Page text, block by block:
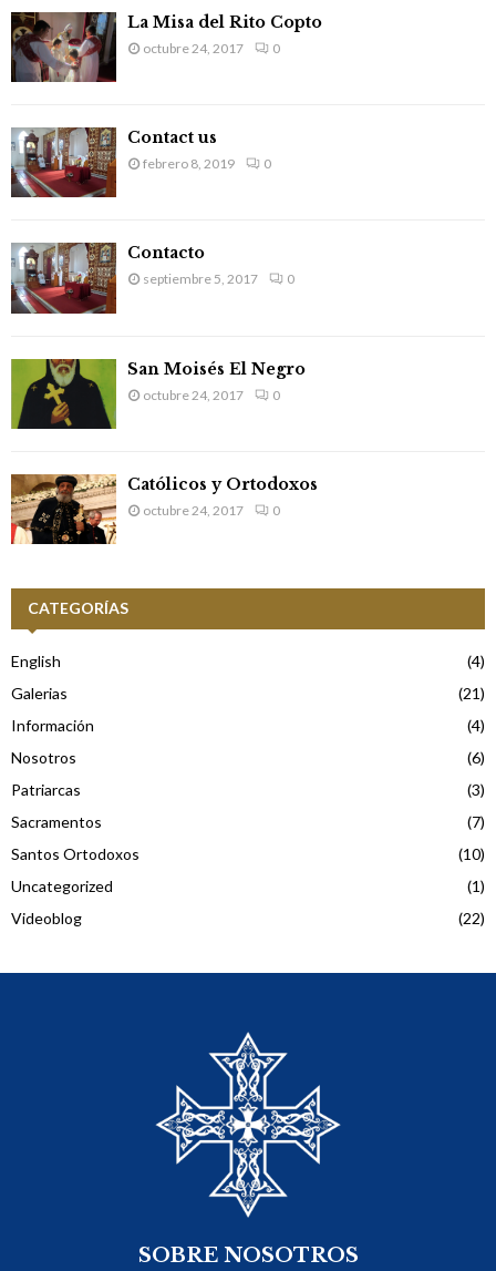
f
o
r
:
La Misa del Rito Copto
octubre 24, 2017 0
Contact us
febrero 8, 2019 0
Contacto
septiembre 5, 2017 0
San Moisés El Negro
octubre 24, 2017 0
Católicos y Ortodoxos
octubre 24, 2017 0
CATEGORÍAS
English
(4)
Galerias
(21)
Información
(4)
Nosotros
(6)
Patriarcas
(3)
Sacramentos
(7)
Santos Ortodoxos
(10)
Uncategorized
(1)
Videoblog
(22)
SOBRE NOSOTROS